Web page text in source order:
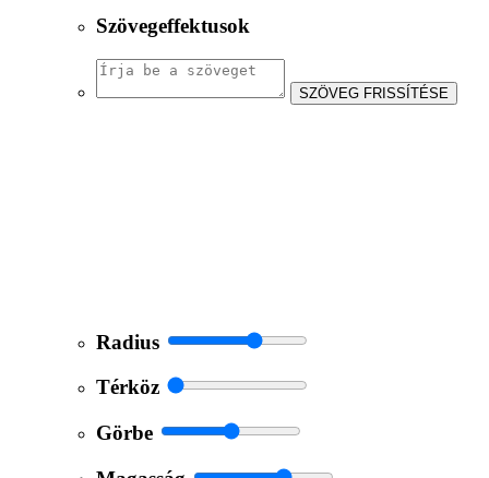
Szövegeffektusok
SZÖVEG FRISSÍTÉSE
Radius
Térköz
Görbe